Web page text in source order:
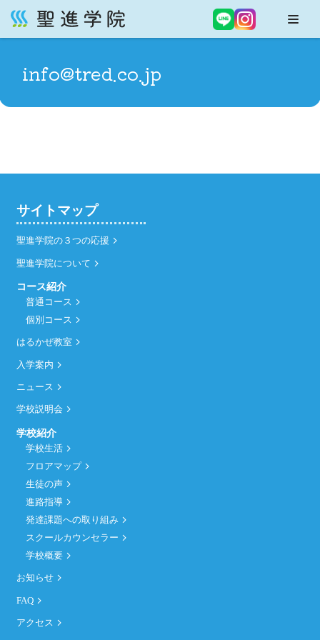
コ
テ
ツ
ッ
info@tred.co.jp
サイトマップ
聖進学院の３つの応援
聖進学院について
コース紹介
普通コース
個別コース
はるかぜ教室
入学案内
ニュース
学校説明会
学校紹介
学校生活
フロアマップ
生徒の声
進路指導
発達課題への取り組み
スクールカウンセラー
学校概要
お知らせ
FAQ
アクセス